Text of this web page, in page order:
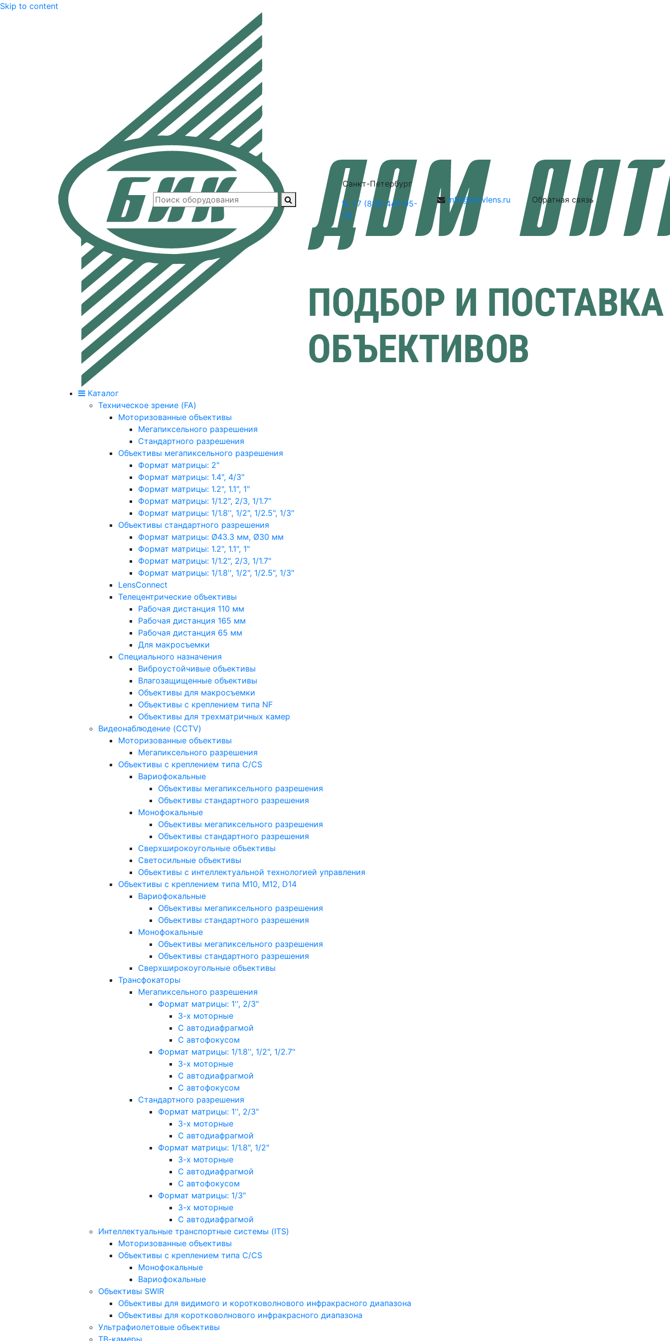
Skip to content
Санкт-Петербург
+7 (812) 447-95-
55
info@cctvlens.ru Обратная связь
Каталог
Техническое зрение (FA)
Моторизованные объективы
Мегапиксельного разрешения
Стандартного разрешения
Объективы мегапиксельного разрешения
Формат матрицы: 2"
Формат матрицы: 1.4", 4/3"
Формат матрицы: 1.2", 1.1", 1"
Формат матрицы: 1/1.2", 2/3, 1/1.7"
Формат матрицы: 1/1.8'', 1/2", 1/2.5", 1/3"
Объективы стандартного разрешения
Формат матрицы: Ø43.3 мм, Ø30 мм
Формат матрицы: 1.2", 1.1", 1"
Формат матрицы: 1/1.2", 2/3, 1/1.7"
Формат матрицы: 1/1.8'', 1/2", 1/2.5", 1/3"
LensConnect
Телецентрические объективы
Рабочая дистанция 110 мм
Рабочая дистанция 165 мм
Рабочая дистанция 65 мм
Для макросъемки
Специального назначения
Виброустойчивые объективы
Влагозащищенные объективы
Объективы для макросъемки
Объективы с креплением типа NF
Объективы для трехматричных камер
Видеонаблюдение (CCTV)
Моторизованные объективы
Мегапиксельного разрешения
Объективы с креплением типа C/CS
Вариофокальные
Объективы мегапиксельного разрешения
Объективы стандартного разрешения
Монофокальные
Объективы мегапиксельного разрешения
Объективы стандартного разрешения
Сверхширокоугольные объективы
Светосильные объективы
Объективы с интеллектуальной технологией управления
Объективы с креплением типа M10, M12, D14
Вариофокальные
Объективы мегапиксельного разрешения
Объективы стандартного разрешения
Монофокальные
Объективы мегапиксельного разрешения
Объективы стандартного разрешения
Сверхширокоугольные объективы
Трансфокаторы
Мегапиксельного разрешения
Формат матрицы: 1'', 2/3"
3-х моторные
С автодиафрагмой
С автофокусом
Формат матрицы: 1/1.8'', 1/2", 1/2.7"
3-х моторные
С автодиафрагмой
С автофокусом
Стандартного разрешения
Формат матрицы: 1'', 2/3"
3-х моторные
С автодиафрагмой
Формат матрицы: 1/1.8", 1/2"
3-х моторные
С автодиафрагмой
С автофокусом
Формат матрицы: 1/3"
3-х моторные
С автодиафрагмой
Интеллектуальные транспортные системы (ITS)
Моторизованные объективы
Объективы с креплением типа C/CS
Монофокальные
Вариофокальные
Объективы SWIR
Объективы для видимого и коротковолнового инфракрасного диапазона
Объективы для коротковолнового инфракрасного диапазона
Ультрафиолетовые объективы
ТВ-камеры